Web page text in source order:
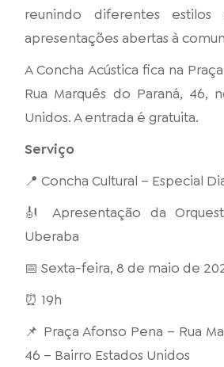
reunindo diferentes
apresentações abertas à
A Concha Acústica fica na
Rua Marquês do Paraná, 46,
Unidos. A entrada é gratuita.
Serviço
📍 Concha Cultural – Especial
🎻 Apresentação da
Uberaba
📅 Sexta-feira, 8 de maio de
⏰ 19h
📌 Praça Afonso Pena – Rua
46 – Bairro Estados Unidos